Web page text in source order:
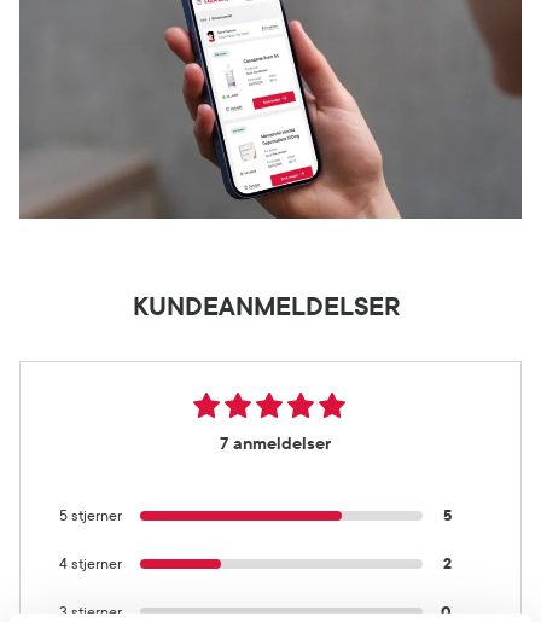
KUNDEANMELDELSER
7 anmeldelser
5 stjerner 5
4 stjerner 2
3 stjerner 0